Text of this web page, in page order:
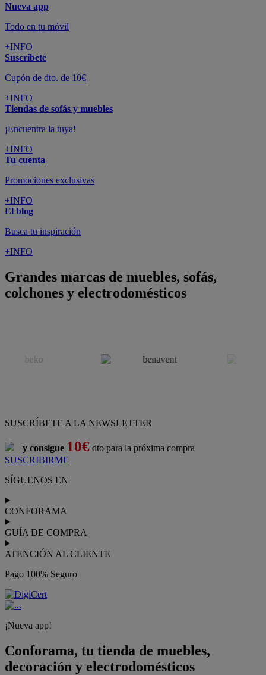
Nueva app
Todo en tu móvil
+INFO
Suscríbete
Cupón de dto. de 10€
+INFO
Tiendas de sofás y muebles
¡Encuentra la tuya!
+INFO
Tu cuenta
Promociones exclusivas
+INFO
El blog
Busca tu inspiración
+INFO
Grandes marcas de muebles, sofás,
colchones y electrodomésticos
SUSCRÍBETE A LA NEWSLETTER
y consigue 10€ dto para la próxima compra
SUSCRIBIRME
SÍGUENOS EN
CONFORAMA
GUÍA DE COMPRA
ATENCIÓN AL CLIENTE
Pago 100% Seguro
¡Nueva app!
Conforama, tu tienda de muebles,
decoración y electrodomésticos